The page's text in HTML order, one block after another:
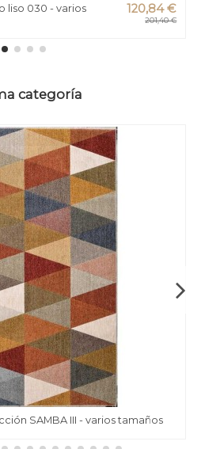
liso 030 - varios
120,84 €
201,40 €
categoría
SAMBA III - varios tamaños